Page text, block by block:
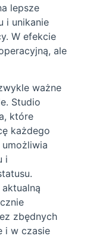
lepsze
i unikanie
W efekcie
ale
ważne
Studio
które
każdego
umożliwia
i
zbędnych
i w czasie